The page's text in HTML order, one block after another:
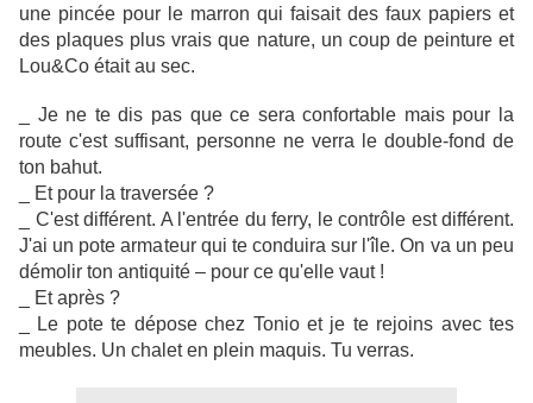
une pincée pour le marron qui faisait des faux papiers et
des plaques plus vrais que nature, un coup de peinture et
Lou&Co était au sec.
_ Je ne te dis pas que ce sera confortable mais pour la
route c'est suffisant, personne ne verra le double-fond de
ton bahut.
_ Et pour la traversée ?
_ C'est différent. A l'entrée du ferry, le contrôle est différent.
J'ai un pote armateur qui te conduira sur l'île. On va un peu
démolir ton antiquité – pour ce qu'elle vaut !
_ Et après ?
_ Le pote te dépose chez Tonio et je te rejoins avec tes
meubles. Un chalet en plein maquis. Tu verras.